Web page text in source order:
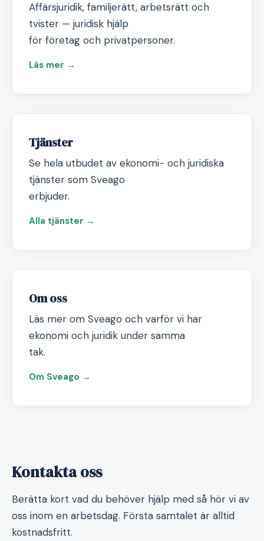
Affärsjuridik, familjerätt, arbetsrätt och
tvister — juridisk hjälp
för företag och privatpersoner.
Läs mer →
Tjänster
Se hela utbudet av ekonomi- och juridiska
tjänster som Sveago
erbjuder.
Alla tjänster →
Om oss
Läs mer om Sveago och varför vi har
ekonomi och juridik under samma
tak.
Om Sveago →
Kontakta oss
Berätta kort vad du behöver hjälp med så hör vi av
oss inom en arbetsdag. Första samtalet är alltid
kostnadsfritt.